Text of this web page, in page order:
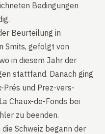
Bedingungen
Beurteilung in
Smits, gefolgt von
in diesem Jahr der
stattfand. Danach ging
Prés und Prez-vers-
Chaux-de-Fonds bei
zu beenden.
Schweiz begann der